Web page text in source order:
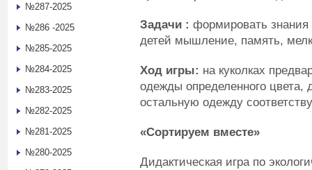
Задачи : формировать знания
детей мышление, память,
Ход игры: на куколках
одежды определенного цвета,
остальную одежду
«Сортируем вместе»
Дидактическая игра по
№287-2025
№286 -2025
№285-2025
№284-2025
№283-2025
№282-2025
№281-2025
№280-2025